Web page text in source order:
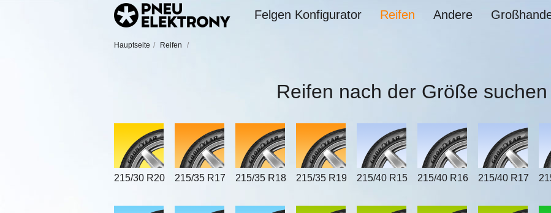
Andere
Reifen
Felgen Konfigurator
Hauptseite / Reifen /
Reifen nach der Größe suchen
215/30 R20 215/35 R17 215/35 R18 215/35 R19 215/40 R15 215/40 R16 215/40 R17